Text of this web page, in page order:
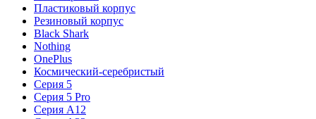
Пластиковый корпус
Резиновый корпус
Black Shark
Nothing
OnePlus
Космический-серебристый
Серия 5
Серия 5 Pro
Серия A12